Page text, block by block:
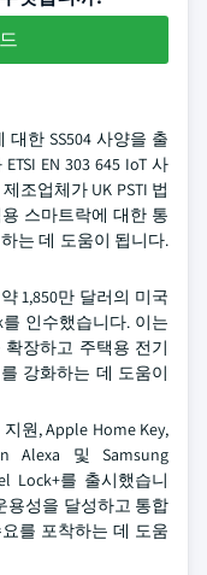
대한 SS504 사양을 출
EN 303 645 IoT 사
조업체가 UK PSTI 법
스마트락에 대한 통
는 데 도움이 됩니다.
1,850만 달러의 미국
인수했습니다. 이는
장하고 주택용 전기
강화하는 데 도움이
원, Apple Home Key,
Alexa 및 Samsung
Lock+를 출시했습니
용성을 달성하고 통합
를 포착하는 데 도움